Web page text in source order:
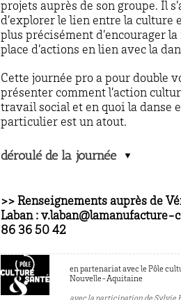
projets auprès de son groupe. Il
d’explorer le lien entre la culture
plus précisément d’encourager
place d’actions en lien avec la
Cette journée pro a pour double
présenter comment l’action
travail social et en quoi la danse
particulier est un atout.
déroulé de la journée
>> Renseignements auprès de
Laban : v.laban@lamanufacture-
86 36 50 42
en partenariat avec le Pôle
Nouvelle-Aquitaine